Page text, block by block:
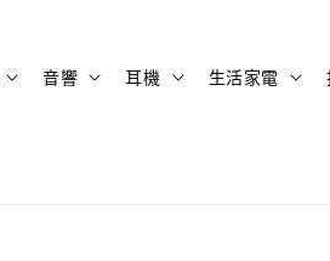
音響 耳機 生活家電